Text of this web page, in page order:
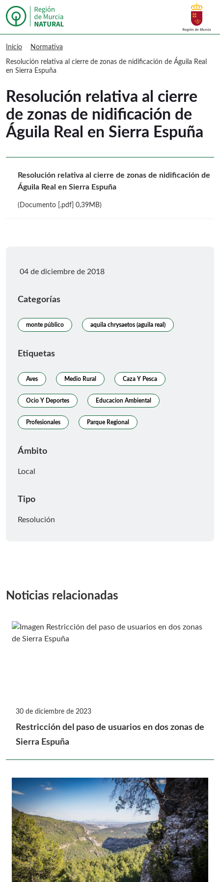
Murcia Natural Resolución relativa al
Buscar
Inicio Normativa
Resolución relativa al cierre de zonas de nidificación de Águila Real
en Sierra Espuña
Resolución relativa al cierre
de zonas de nidificación de
Águila Real en Sierra Espuña
Resolución relativa al cierre de zonas de nidificación de
Águila Real en Sierra Espuña
(Documento [.pdf] 0,39MB)
Fecha de publicación
04 de diciembre de 2018
Categorías
monte público aquila chrysaetos (aguila real)
Etiquetas
Aves Medio Rural Caza Y Pesca
Ocio Y Deportes Educacion Ambiental
Profesionales Parque Regional
Ámbito
Local
Tipo
Resolución
Noticias relacionadas
30 de diciembre de 2023
Restricción del paso de usuarios en dos zonas de
Sierra Espuña